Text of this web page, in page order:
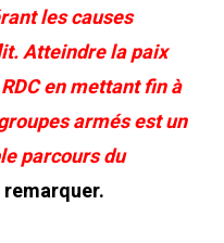
les causes
Atteindre la paix
en mettant fin à
armés est un
parcours du